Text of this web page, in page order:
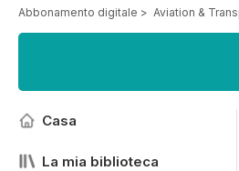
Abbonamento digitale > Aviation &
Casa
La mia biblioteca